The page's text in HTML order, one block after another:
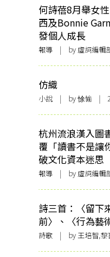
何詩蓓8月舉女
西及Bonnie
發個人成長
報導 | by 虛詞編輯
仿織
小說 | by 悇愉 |
杭州流浪漢入圖
覆「讀書不是讓
破文化資本迷思
報導 | by 虛詞編輯
詩三首：〈留下
前〉、〈行為藝
詩歌 | by 王培智,黎